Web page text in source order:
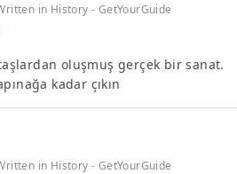
in History - GetYourGuide
oluşmuş gerçek bir sanat.
kadar çıkın
in History - GetYourGuide